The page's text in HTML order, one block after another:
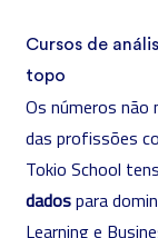
Cursos de
topo
Os números não
das profissões
Tokio School
dadospara
Learning e